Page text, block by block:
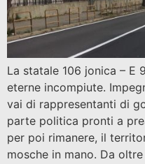
La statale 106 jonica –
eterne incompiute.
vai di rappresentanti di
parte politica pronti a
per poi rimanere, il
mosche in mano. Da